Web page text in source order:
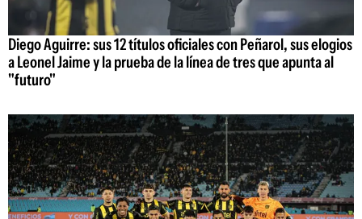
Diego Aguirre: sus 12 títulos oficiales con Peñarol, sus elogios
a Leonel Jaime y la prueba de la línea de tres que apunta al
"futuro"